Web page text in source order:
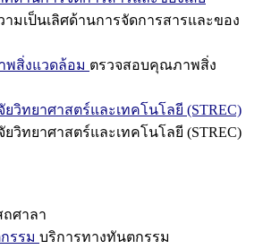
มเป็นเลิศด้านการจัดการสารและของ
สิ่งแวดล้อม ตรวจสอบคุณภาพสิ่ง
วิทยาศาสตร์และเทคโนโลยี (STREC)
วิทยาศาสตร์และเทคโนโลยี (STREC)
ถศาลา
รรม บริการทางทันตกรรม